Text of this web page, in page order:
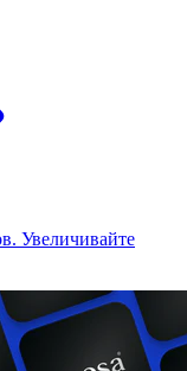
Увеличивайте